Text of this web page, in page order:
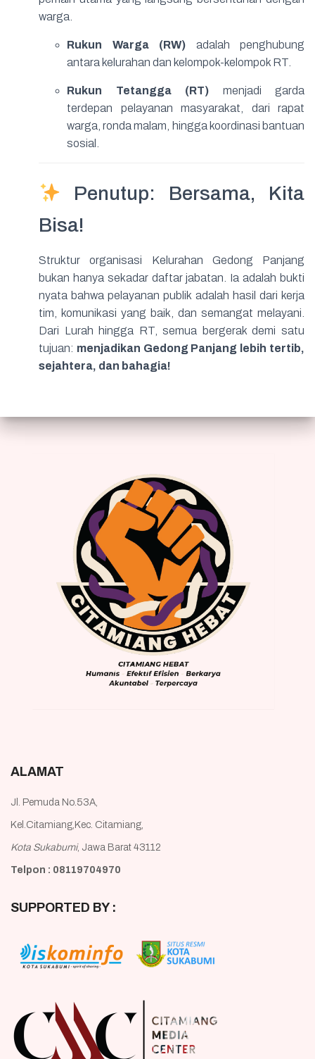
warga.
Rukun Warga (RW) adalah penghubung
antara kelurahan dan kelompok-kelompok RT.
Rukun Tetangga (RT) menjadi garda
terdepan pelayanan masyarakat, dari rapat
warga, ronda malam, hingga koordinasi bantuan
sosial.
Penutup: Bersama, Kita
Bisa!
Struktur organisasi Kelurahan Gedong Panjang
bukan hanya sekadar daftar jabatan. Ia adalah bukti
nyata bahwa pelayanan publik adalah hasil dari kerja
tim, komunikasi yang baik, dan semangat melayani.
Dari Lurah hingga RT, semua bergerak demi satu
tujuan: menjadikan Gedong Panjang lebih tertib,
sejahtera, dan bahagia!
ALAMAT
Jl. Pemuda No.53A,
Kel.Citamiang,Kec. Citamiang,
Kota Sukabumi, Jawa Barat 43112
Telpon : 08119704970
SUPPORTED BY :